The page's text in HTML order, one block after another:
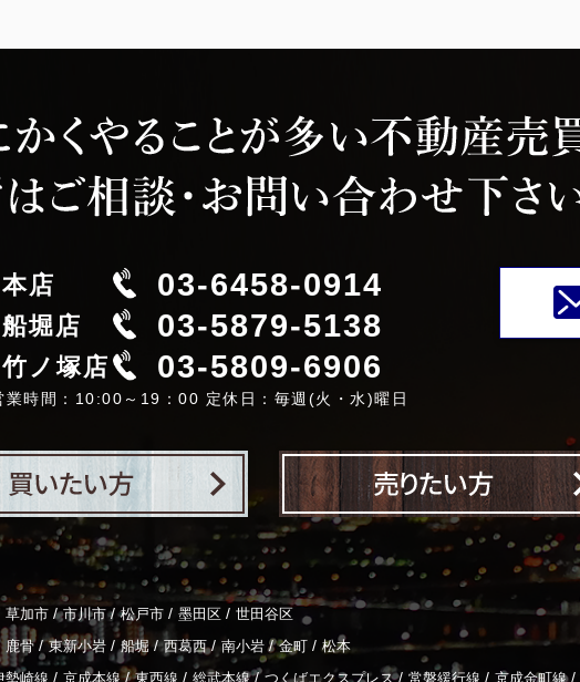
本店 03-6458-0914
船堀店 03-5879-5138
竹ノ塚店 03-5809-6906
業時間：10:00～19：00 定休日：毎週(火・水)曜日
草加市 / 市川市 / 松戸市 / 墨田区 / 世田谷区
鹿骨 / 東新小岩 / 船堀 / 西葛西 / 南小岩 / 金町 / 松本
勢崎線 / 京成本線 / 東西線 / 総武本線 / つくばエクスプレス / 常磐緩行線 / 京成金町線 /